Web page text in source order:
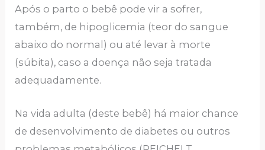
Após o parto o bebê pode vir a sofrer,
também, de hipoglicemia (teor do sangue
abaixo do normal) ou até levar à morte
(súbita), caso a doença não seja tratada
adequadamente.
Na vida adulta (deste bebê) há maior chance
de desenvolvimento de diabetes ou outros